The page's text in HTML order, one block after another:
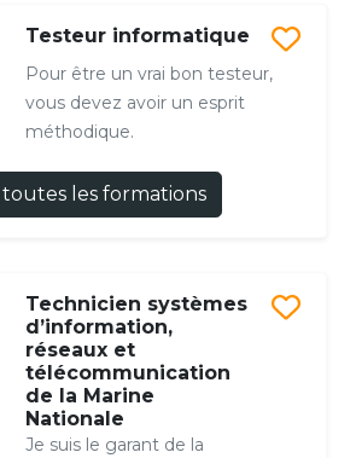
Testeur informatique
Pour être un vrai bon testeur,
vous devez avoir un esprit
méthodique.
toutes les formations
Technicien systèmes
d’information,
réseaux et
télécommunication
de la Marine
Nationale
Je suis le garant de la